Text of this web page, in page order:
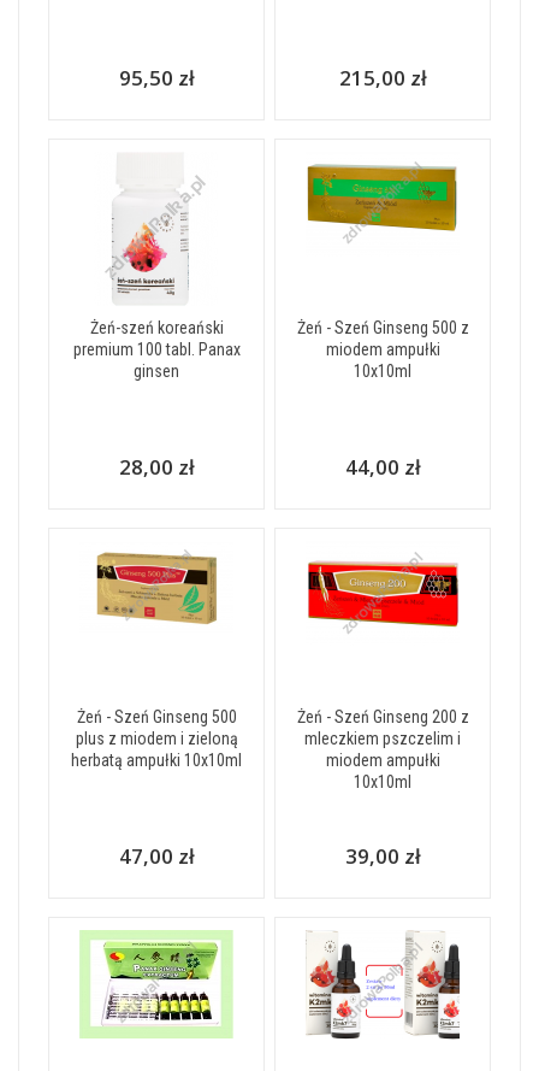
95,50 zł 215,00 zł
Żeń-szeń koreański
premium 100 tabl. Panax
ginsen
28,00 zł
Żeń - Szeń Ginseng 500 z
miodem ampułki
10x10ml
44,00 zł
Żeń - Szeń Ginseng 500
plus z miodem i zieloną
herbatą ampułki 10x10ml
47,00 zł
Żeń - Szeń Ginseng 200 z
mleczkiem pszczelim i
miodem ampułki
10x10ml
39,00 zł